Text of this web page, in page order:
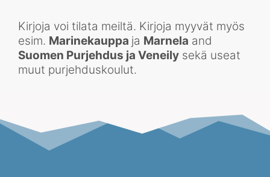
Kirjoja voi tilata meiltä. Kirjoja myyvät myös
esim. Marinekauppa ja Marnela and
Suomen Purjehdus ja Veneily sekä useat
muut purjehduskoulut.